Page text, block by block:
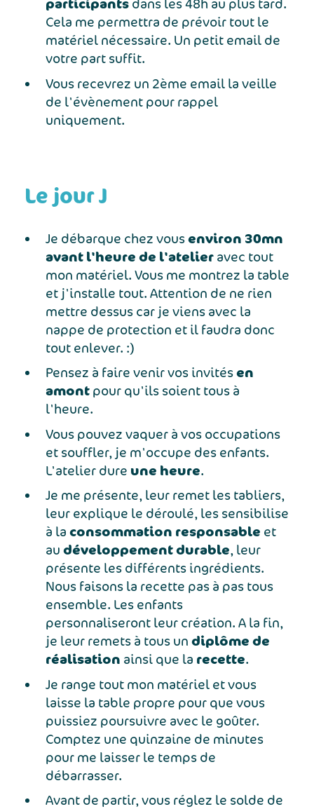
dans les 48h au plus tard.
Cela me permettra de prévoir tout le
matériel nécessaire. Un petit email de
votre part suffit.
Vous recevrez un 2ème email la veille
de l'évènement pour rappel
uniquement.
Le jour J
Je débarque chez vousenviron 30mn
avant l'heure de l'atelier avec tout
mon matériel. Vous me montrez la table
et j'installe tout. Attention de ne rien
mettre dessus car je viens avec la
nappe de protection et il faudra donc
tout enlever. :)
Pensez à faire venir vos invitésen
amont pour qu'ils soient tous à
l'heure.
Vous pouvez vaquer à vos occupations
et souffler, je m'occupe des enfants.
L'atelier dure une heure.
Je me présente, leur remet les tabliers,
leur explique le déroulé, les sensibilise
à la consommation responsable et
au développement durable, leur
présente les différents ingrédients.
Nous faisons la recette pas à pas tous
ensemble. Les enfants
personnaliseront leur création. A la fin,
je leur remets à tous un diplôme de
réalisation ainsi que la recette.
Je range tout mon matériel et vous
laisse la table propre pour que vous
puissiez poursuivre avec le goûter.
Comptez une quinzaine de minutes
pour me laisser le temps de
débarrasser.
Avant de partir, vous réglez le solde de